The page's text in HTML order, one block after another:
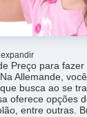
Preço para fazer
Allemande,
busca ao se
oferece opções
entre outras.